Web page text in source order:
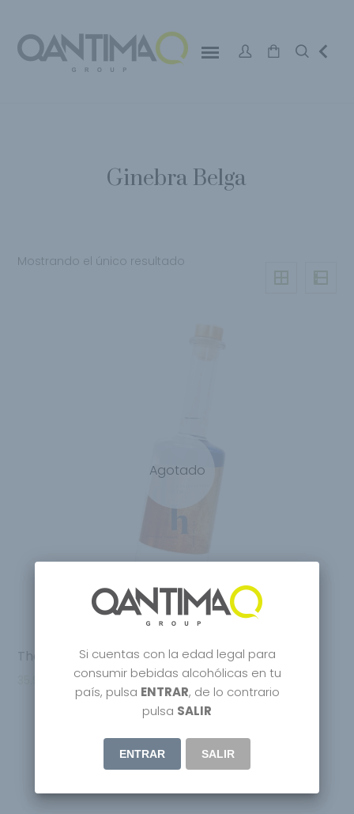
Ginebra Belga
Mostrando el único resultado
Agotado
The Drunken Horse Gin
Si cuentas con la edad legal para
consumir bebidas alcohólicas en tu
país, pulsa ENTRAR, de lo contrario
pulsa SALIR
ENTRAR SALIR